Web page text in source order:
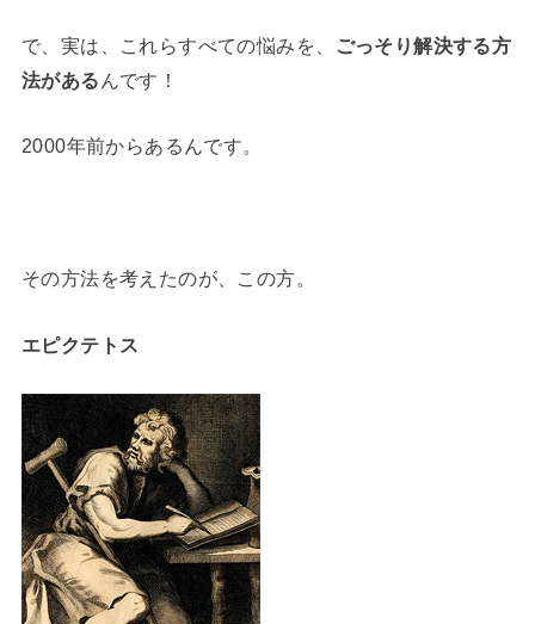
で、実は、これらすべての悩みを、
ごっそり解決する方
法がある んです！
2000年前からあるんです。
その方法を考えたのが、この方。
エピクテトス